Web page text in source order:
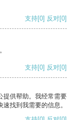
支持[0] 反对[0]
支持[0] 反对[0]
提供帮助。我经常需要
找到我需要的信息。